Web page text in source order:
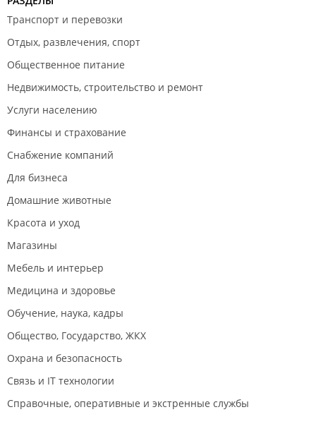
Транспорт и перевозки
Отдых, развлечения, спорт
Общественное питание
Недвижимость, строительство и ремонт
Услуги населению
Финансы и страхование
Снабжение компаний
Для бизнеса
Домашние животные
Красота и уход
Магазины
Мебель и интерьер
Медицина и здоровье
Обучение, наука, кадры
Общество, Государство, ЖКХ
Охрана и безопасность
Связь и IT технологии
Справочные, оперативные и экстренные службы